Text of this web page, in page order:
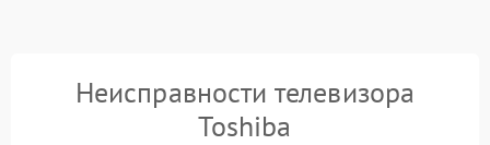
Неисправности телевизора
Toshiba